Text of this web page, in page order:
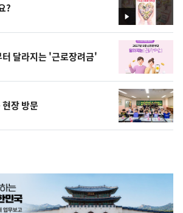
영
상
?
달라지는 '근로장려금'
장 방문